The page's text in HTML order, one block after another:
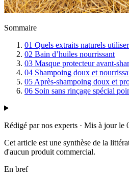
Sommaire
01 Quels extraits naturels
02 Bain d’huiles nourrissant
03 Masque protecteur avant-
04 Shampoing doux et
05 Après-shampoing doux et
06 Soin sans rinçage spécial
Rédigé par nos experts · Mis à jour le
Cet article est une synthèse de la
d'aucun produit commercial.
En bref